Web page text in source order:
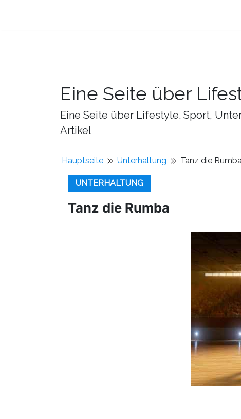
Eine Seite über
Eine Seite über Lifestyle. Sport,
Artikel
Hauptseite Unterhaltung Tanz die
UNTERHALTUNG
Tanz die Rumba